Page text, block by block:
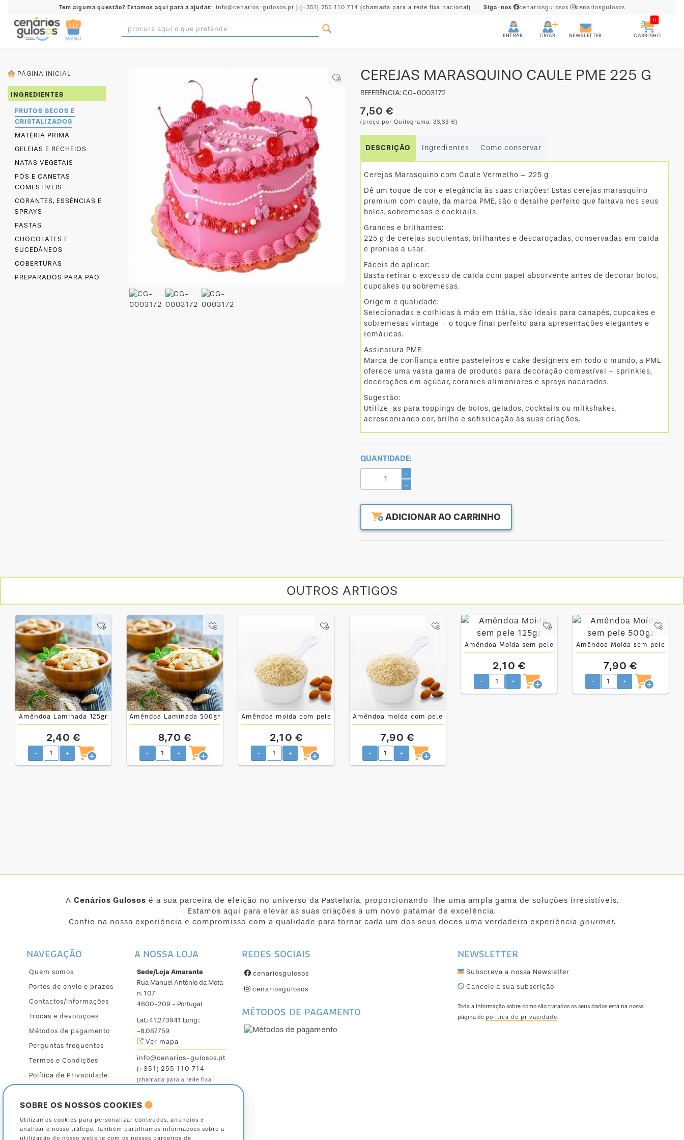
PRONTOS
MOLDES
E
FORMAS
UTENSÍLIOS
DECORAÇÃO
DESCARTÁVEIS
FESTA
FORMATOS
MINI
Tem alguma questão? Estamos aqui para a ajudar: info@cenarios-gulosos.pt (+351) 255 110 714 (chamada para a rede fixa nacional) Siga-nos cenariosgulosos cenariosgulosos
MENU
0
CARRINHO
NEWSLETTER
CRIAR
ENTRAR
PÁGINA INICIAL
INGREDIENTES
FRUTOS SECOS E
CRISTALIZADOS
MATÉRIA PRIMA
GELEIAS E RECHEIOS
NATAS VEGETAIS
PÓS E CANETAS
COMESTÍVEIS
CORANTES, ESSÊNCIAS E
SPRAYS
PASTAS
CHOCOLATES E
SUCEDÂNEOS
COBERTURAS
PREPARADOS PARA PÃO
CEREJAS MARASQUINO CAULE PME 225 G
REFERÊNCIA: CG-0003172
7,50 €
(preço por Quilograma: 33,33 €)
DESCRIÇÃO Ingredientes Como conservar
Cerejas Marasquino com Caule Vermelho – 225 g
Dê um toque de cor e elegância às suas criações! Estas cerejas marasquino
premium com caule, da marca PME, são o detalhe perfeito que faltava nos seus
bolos, sobremesas e cocktails.
Grandes e brilhantes:
225 g de cerejas suculentas, brilhantes e descaroçadas, conservadas em calda
e prontas a usar.
Fáceis de aplicar:
Basta retirar o excesso de calda com papel absorvente antes de decorar bolos,
cupcakes ou sobremesas.
Origem e qualidade:
Selecionadas e colhidas à mão em Itália, são ideais para canapés, cupcakes e
sobremesas vintage – o toque final perfeito para apresentações elegantes e
temáticas.
Assinatura PME:
Marca de confiança entre pasteleiros e cake designers em todo o mundo, a PME
oferece uma vasta gama de produtos para decoração comestível – sprinkles,
decorações em açúcar, corantes alimentares e sprays nacarados.
Sugestão:
Utilize-as para toppings de bolos, gelados, cocktails ou milkshakes,
acrescentando cor, brilho e sofisticação às suas criações.
QUANTIDADE:
+
-
ADICIONAR AO CARRINHO
OUTROS ARTIGOS
Amêndoa Laminada 125gr
2,40 €
- +
Amêndoa Laminada 500gr
8,70 €
- +
Amêndoa moída com pele
125gr
2,10 €
- +
Amêndoa moída com pele
500gr
7,90 €
- +
Amêndoa Moída sem pele
125gr
2,10 €
- +
Amêndoa Moída sem pele
500gr
7,90 €
- +
A Cenários Gulosos é a sua parceira de eleição no universo da Pastelaria, proporcionando-lhe uma ampla gama de soluções irresistíveis.
Estamos aqui para elevar as suas criações a um novo patamar de excelência.
Confie na nossa experiência e compromisso com a qualidade para tornar cada um dos seus doces uma verdadeira experiência gourmet.
NAVEGAÇÃO
Quem somos
Portes de envio e prazos
Contactos/Informações
Trocas e devoluções
Métodos de pagamento
Perguntas frequentes
Termos e Condições
Política de Privacidade
A NOSSA LOJA
Sede/Loja Amarante
Rua Manuel António da Mota
n. 107
4600-209 - Portugal
Lat.: 41.273941 Long.:
-8.087759
Ver mapa
info@cenarios-gulosos.pt
(+351) 255 110 714
(chamada para a rede fixa
Seg. a Sex.: 9:30 - 12:30 /
14:30 - 19h
Sáb.: 9:30 - 13:00
REDES SOCIAIS
cenariosgulosos
cenariosgulosos
MÉTODOS DE PAGAMENTO
NEWSLETTER
Subscreva a nossa Newsletter
Cancele a sua subscrição
Toda a informação sobre como são tratados os seus dados está na nossa
página de política de privacidade.
SOBRE OS NOSSOS COOKIES
Utilizamos cookies para personalizar conteúdos, anúncios e
analisar o nosso tráfego. Também partilhamos informações sobre a
utilização do nosso website com os nossos parceiros de